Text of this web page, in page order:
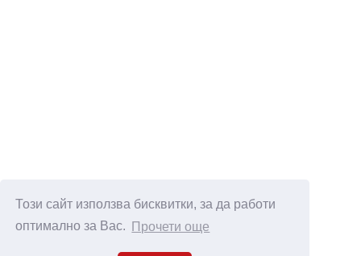
Този сайт използва бисквитки, за да работи
оптимално за Вас.
Прочети още